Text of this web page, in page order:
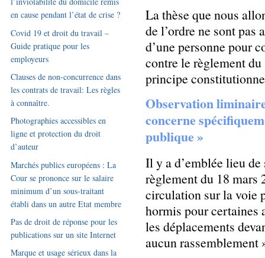
La thèse que nous
de l’ordre ne sont pas
d’une personne pour
contre le règlement
principe
Observation
concerne
publique »
Il y a d’emblée lieu
règlement du 18
circulation sur la voie
hormis pour certaines
les déplacements
aucun rassemblement
en cause pendant l’état de crise ?
Covid 19 et droit du travail –
Guide pratique pour les
employeurs
Clauses de non-concurrence dans
les contrats de travail: Les règles
à connaître.
Photographies accessibles en
ligne et protection du droit
d’auteur
Marchés publics européens : La
Cour se prononce sur le salaire
minimum d’un sous-traitant
établi dans un autre Etat membre
Pas de droit de réponse pour les
publications sur un site Internet
Marque et usage sérieux dans la